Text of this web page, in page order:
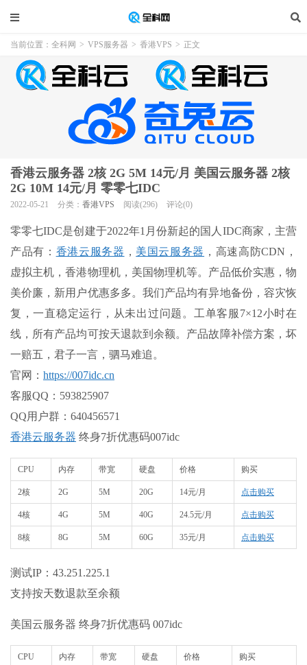
当前位置： 全科网 > VPS服务器 > 香港VPS > 正文
香港云服务器 2核 2G 5M 14元/月 美国云服务器 2核
2G 10M 14元/月 零零七IDC
2022-05-21 分类： 香港VPS 阅读(296) 评论(0)
零零七IDC是创建于2022年1月份新起的国人IDC商家，主营
产品有： 香港云服务器 ， 美国云服务器 ，高速高防CDN，
虚拟主机，香港物理机，美国物理机等。产品低价实惠，物
美价廉，新用户优惠多多。我们产品均有异地备份，容灾恢
复，一直稳定运行，从未出过问题。工单客服7×12小时在
线，所有产品均可按天退款到余额。产品故障补偿方案，坏
一赔五，君子一言，驷马难追。
官网 ： https://007idc.cn
客服QQ：593825907
QQ用户群：640456571
香港云服务器 终身7折优惠码007idc
CPU 内存 带宽 硬盘 价格 购买
2核 2G 5M 20G 14元/月 点击购买
4核 4G 5M 40G 24.5元/月 点击购买
8核 8G 5M 60G 35元/月 点击购买
测试IP：43.251.225.1
支持按天数退款至余额
美国云服务器 终身7折优惠码 007idc
CPU 内存 带宽 硬盘 价格 购买